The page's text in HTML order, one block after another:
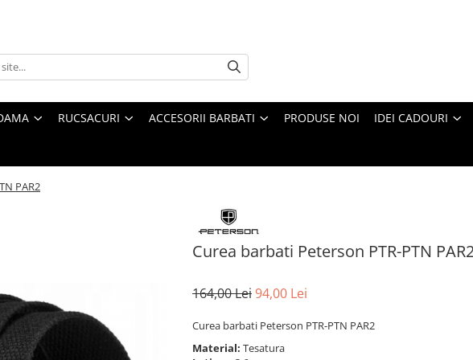
RUCSACURI ACCESORII BARBATI PRODUSE NOI IDEI CADOURI
PAR2
Curea barbati Peterson PTR-PTN
164,00 Lei94,00 Lei
Curea barbati Peterson PTR-PTN PAR2
Material: Tesatura